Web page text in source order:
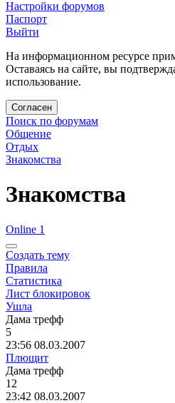
Настройки форумов
Паспорт
Выйти
На информационном ресурсе
Оставаясь на сайте, вы
использование.
Согласен
Поиск по форумам
Общение
Отдых
Знакомства
Знакомства
Online 1
Создать тему
Правила
Статистика
Лист блокировок
Ушла
Дама трефф
5
23:56 08.03.2007
Плющит
Дама трефф
12
23:42 08.03.2007